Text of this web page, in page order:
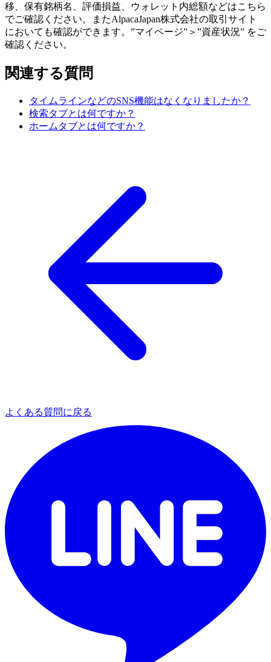
移、保有銘柄名、評価損益、ウォレット内総額などはこちら
でご確認ください。またAlpacaJapan株式会社の取引サイト
においても確認ができます。”マイページ”＞”資産状況” をご
確認ください。
関連する質問
タイムラインなどのSNS機能はなくなりましたか？
検索タブとは何ですか？
ホームタブとは何ですか？
よくある質問に戻る